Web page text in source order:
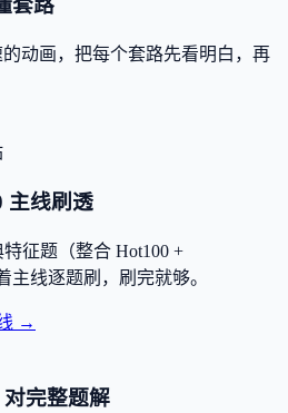
套路
动画，把每个套路先看明白，再
主线刷透
征题（整合 Hot100 +
主线逐题刷，刷完就够。
→
完整题解